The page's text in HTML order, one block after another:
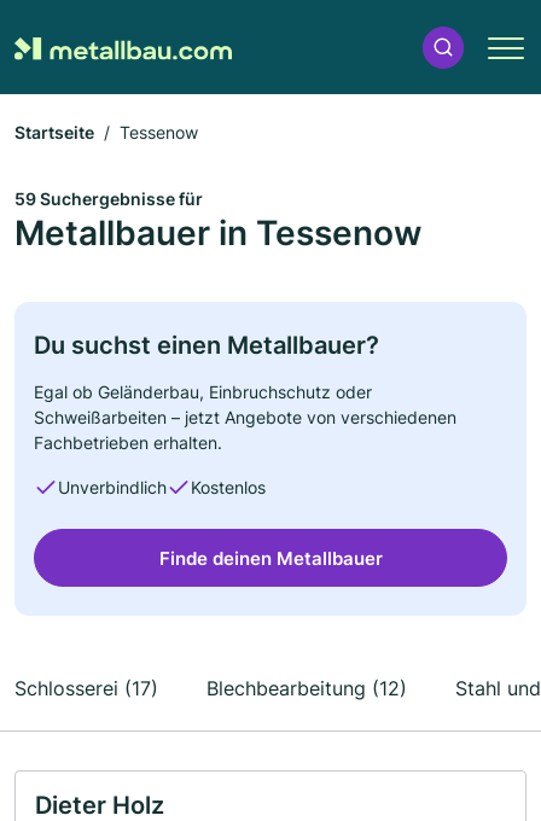
Startseite Tessenow
59 Suchergebnisse für
Metallbauer in Tessenow
Du suchst einen Metallbauer?
Egal ob Geländerbau, Einbruchschutz oder
Schweißarbeiten – jetzt Angebote von verschiedenen
Fachbetrieben erhalten.
Unverbindlich Kostenlos
Finde deinen Metallbauer
Schlosserei (17) Blechbearbeitung (12) Stahl
Dieter Holz